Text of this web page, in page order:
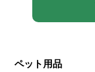
ペット用品